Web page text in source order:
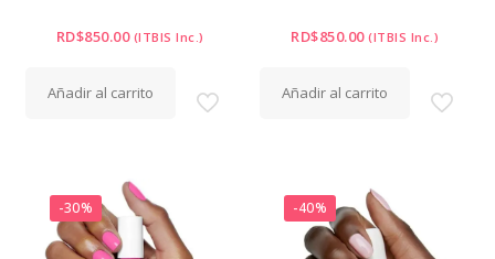
RD$850.00 (ITBIS Inc.)
Añadir al carrito
RD$850.00 (ITBIS Inc.)
Añadir al carrito
-30% -40%